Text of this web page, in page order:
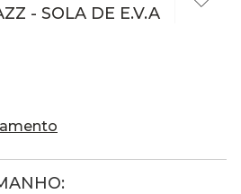
- SOLA DE E.V.A